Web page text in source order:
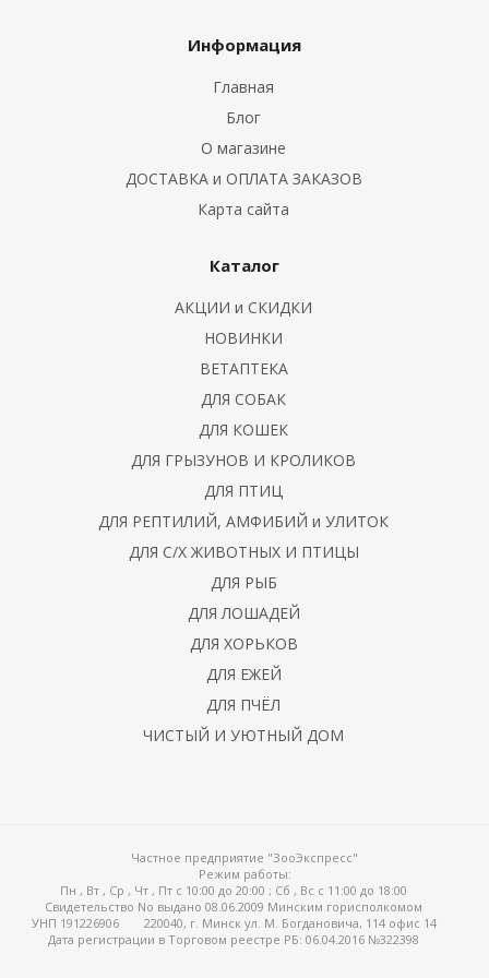
травки и добавки
камни
Информация
Главная
Блог
О магазине
ДОСТАВКА и ОПЛАТА ЗАКАЗОВ
Карта сайта
Каталог
АКЦИИ и СКИДКИ
НОВИНКИ
ВЕТАПТЕКА
ДЛЯ СОБАК
ДЛЯ КОШЕК
ДЛЯ ГРЫЗУНОВ И КРОЛИКОВ
ДЛЯ ПТИЦ
ДЛЯ РЕПТИЛИЙ, АМФИБИЙ и УЛИТОК
ДЛЯ С/Х ЖИВОТНЫХ И ПТИЦЫ
ДЛЯ РЫБ
ДЛЯ ЛОШАДЕЙ
ДЛЯ ХОРЬКОВ
ДЛЯ ЕЖЕЙ
ДЛЯ ПЧЁЛ
ЧИСТЫЙ И УЮТНЫЙ ДОМ
Частное предприятие "ЗооЭкспресс"
Режим работы:
Пн , Вт , Ср , Чт , Пт c 10:00 до 20:00 ; Сб , Вс c 11:00 до 18:00
Свидетельство No выдано 08.06.2009 Минским горисполкомом
УНП 191226906
220040, г. Минск ул. М. Богдановича, 114 офис 14
Дата регистрации в Торговом реестре РБ: 06.04.2016 №322398